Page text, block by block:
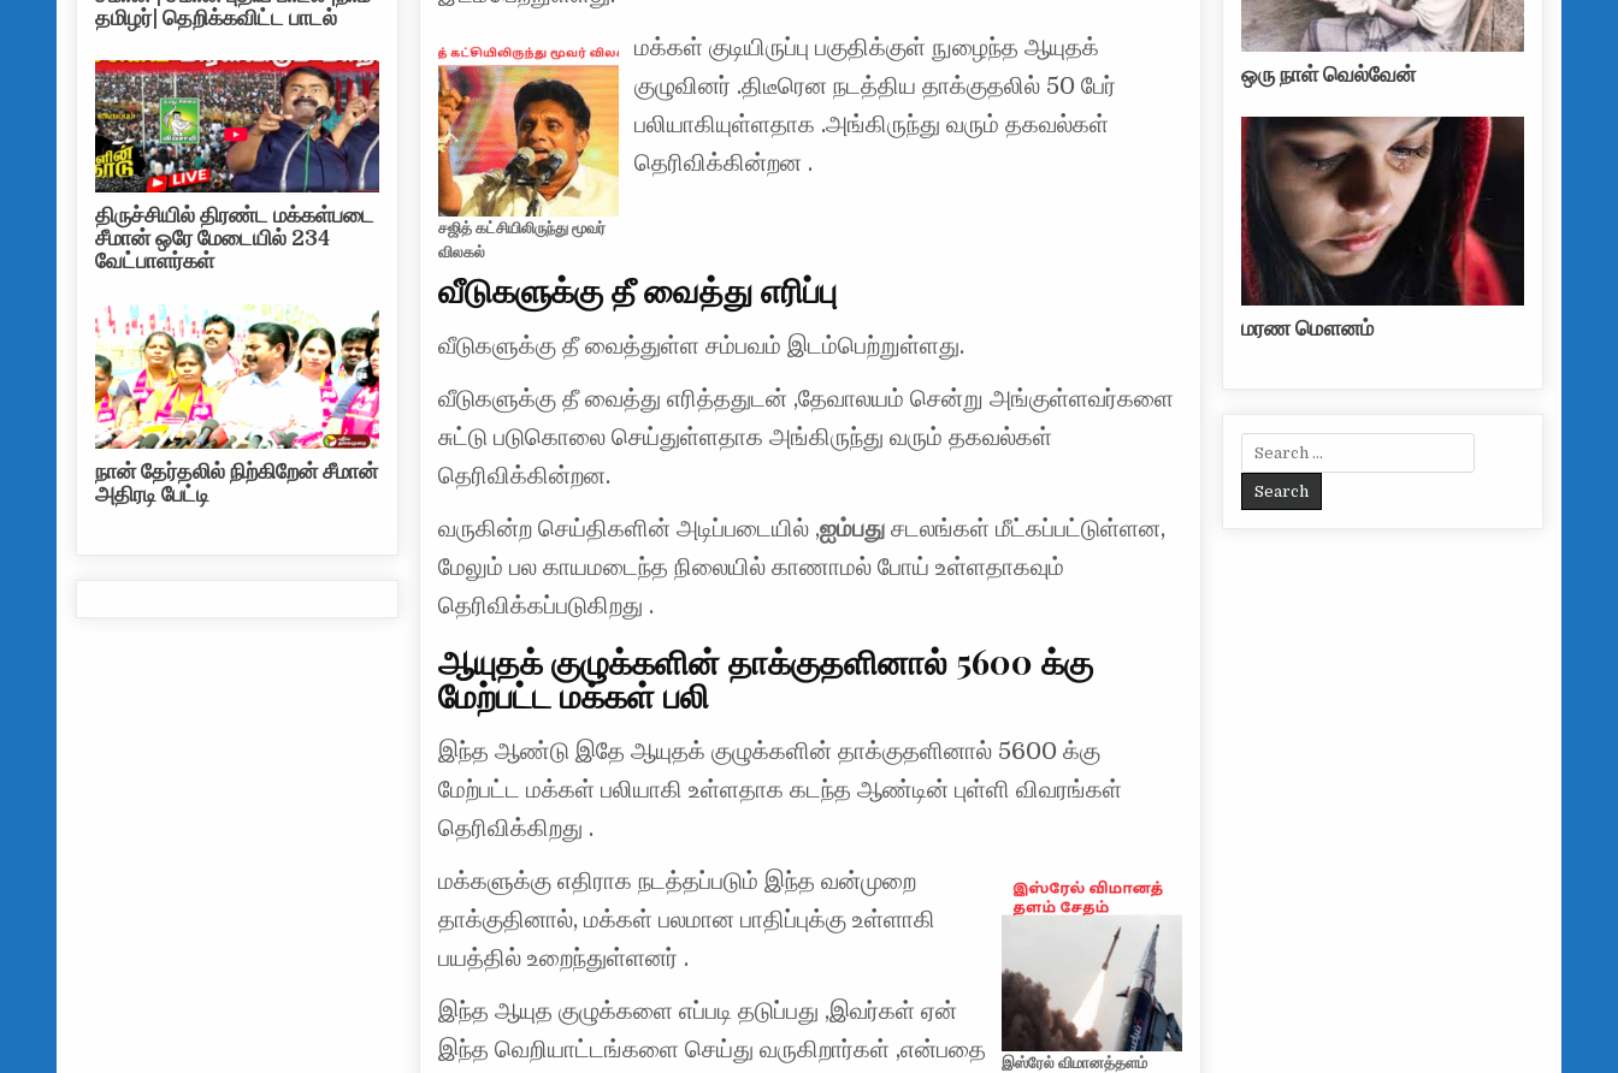
சஜித் கட்சியிலிருந்து மூவர்
விலகல்
மக்கள் குடியிருப்பு பகுதிக்குள் நுழைந்த ஆயுதக்
குழுவினர் .திடீரென நடத்திய தாக்குதலில் 50 பேர்
பலியாகியுள்ளதாக .அங்கிருந்து வரும் தகவல்கள்
தெரிவிக்கின்றன .
வீடுகளுக்கு தீ வைத்து எரிப்பு
வீடுகளுக்கு தீ வைத்துள்ள சம்பவம் இடம்பெற்றுள்ளது.
வீடுகளுக்கு தீ வைத்து எரித்ததுடன் ,தேவாலயம் சென்று அங்குள்ளவர்களை
சுட்டு படுகொலை செய்துள்ளதாக அங்கிருந்து வரும் தகவல்கள்
தெரிவிக்கின்றன.
வருகின்ற செய்திகளின் அடிப்படையில் ,ஐம்பது சடலங்கள் மீட்கப்பட்டுள்ளன,
மேலும் பல காயமடைந்த நிலையில் காணாமல் போய் உள்ளதாகவும்
தெரிவிக்கப்படுகிறது .
ஆயுதக் குழுக்களின் தாக்குதளினால் 5600 க்கு
மேற்பட்ட மக்கள் பலி
இந்த ஆண்டு இதே ஆயுதக் குழுக்களின் தாக்குதளினால் 5600 க்கு
மேற்பட்ட மக்கள் பலியாகி உள்ளதாக கடந்த ஆண்டின் புள்ளி விவரங்கள்
தெரிவிக்கிறது .
இஸ்ரேல் விமானத்தளம்
மக்களுக்கு எதிராக நடத்தப்படும் இந்த வன்முறை
தாக்குதினால், மக்கள் பலமான பாதிப்புக்கு உள்ளாகி
பயத்தில் உறைந்துள்ளனர் .
இந்த ஆயுத குழுக்களை எப்படி தடுப்பது ,இவர்கள் ஏன்
இந்த வெறியாட்டங்களை செய்து வருகிறார்கள் ,என்பதை
தமிழர்| தெறிக்கவிட்ட பாடல்
திருச்சியில் திரண்ட மக்கள்படை
சீமான் ஒரே மேடையில் 234
வேட்பாளர்கள்
நான் தேர்தலில் நிற்கிறேன் சீமான்
அதிரடி பேட்டி
ஒரு நாள் வெல்வேன்
மரண மௌனம்
Search for: